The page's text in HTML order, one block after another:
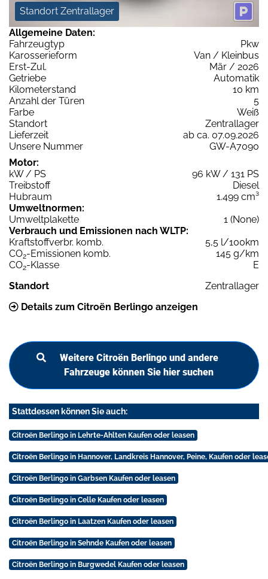
Standort Zentrallager
Allgemeine Daten:
Fahrzeugtyp
Pkw
Karosserieform
Van / Kleinbus
Erst-Zul.
Mär / 2026
Getriebe
Automatik
Kilometerstand
10 km
Anzahl der Türen
5
Farbe
Weiß
Standort
Zentrallager
Lieferzeit
ab ca. 07.09.2026
Unsere Nummer
GW-A7090
Motor:
kW / PS
96 kW / 131 PS
Treibstoff
Diesel
Hubraum
1.499 cm³
Umweltnormen:
Umweltplakette
1 (None)
Verbrauch und Emissionen nach WLTP:
Kraftstoffverbr. komb.
5,5 l/100km
CO2-Emissionen komb.
145 g/km
CO2-Klasse
E
Standort
Zentrallager
Details zum Citroën Berlingo anzeigen
Weitere Citroën Berlingo und andere
Fahrzeuge können Sie hier suchen
Stattdessen können Sie auch:
Citroën Berlingo in Lehrte-Ahlten Kaufen oder leasen
Citroën Berlingo in Hannover, Landkreis Hannover, Peine, Kaufen oder
Citroën Berlingo in Garbsen Kaufen oder leasen
Citroën Berlingo in Celle Kaufen oder leasen
Citroën Berlingo in Laatzen Kaufen oder leasen
Citroën Berlingo in Sehnde Kaufen oder leasen
Citroën Berlingo in Burgwedel Kaufen oder leasen